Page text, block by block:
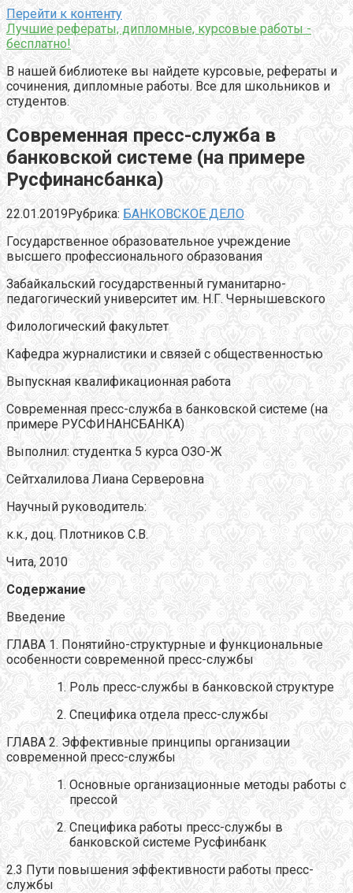
Перейти к контенту
Лучшие рефераты, дипломные, курсовые работы -
бесплатно!
В нашей библиотеке вы найдете курсовые, рефераты и
сочинения, дипломные работы. Все для школьников и
студентов.
Современная пресс-служба в
банковской системе (на примере
Русфинансбанка)
22.01.2019Рубрика: БАНКОВСКОЕ ДЕЛО
Государственное образовательное учреждение
высшего профессионального образования
Забайкальский государственный гуманитарно-
педагогический университет им. Н.Г. Чернышевского
Филологический факультет
Кафедра журналистики и связей с общественностью
Выпускная квалификационная работа
Современная пресс-служба в банковской системе (на
примере РУСФИНАНСБАНКА)
Выполнил: студентка 5 курса ОЗО-Ж
Сейтхалилова Лиана Серверовна
Научный руководитель:
к.к., доц. Плотников С.В.
Чита, 2010
Содержание
Введение
ГЛАВА 1. Понятийно-структурные и функциональные
особенности современной пресс-службы
Роль пресс-службы в банковской структуре
Специфика отдела пресс-службы
ГЛАВА 2. Эффективные принципы организации
современной пресс-службы
Основные организационные методы работы с
прессой
Специфика работы пресс-службы в
банковской системе Русфинбанк
2.3 Пути повышения эффективности работы пресс-
службы